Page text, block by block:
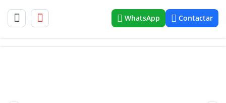
WhatsApp Contactar